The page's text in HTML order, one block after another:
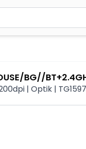
basın və ya
BG//
| Optik | TG1597